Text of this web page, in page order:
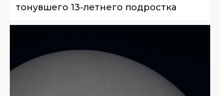
тонувшего 13-летнего подростка